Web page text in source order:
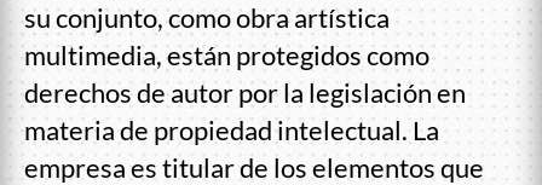
su conjunto, como obra artística
multimedia, están protegidos como
derechos de autor por la legislación en
materia de propiedad intelectual. La
empresa es titular de los elementos que